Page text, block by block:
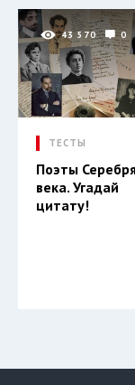
43 570 0
ТЕСТЫ
Поэты
века. Угадай
цитату!